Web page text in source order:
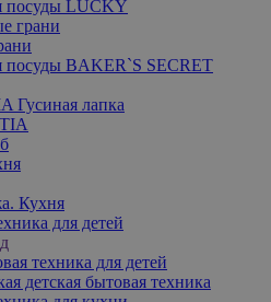
посуды LUCKY
грани
посуды BAKER`S SECRET
Гусиная лапка
Кухня
для детей
техника для детей
детская бытовая техника